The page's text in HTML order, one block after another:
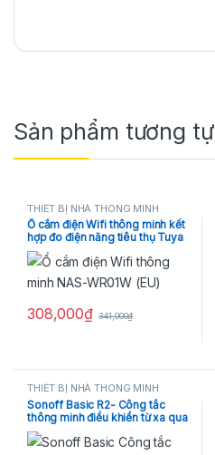
Sản phẩm tương tự
THIẾT BỊ NHÀ THÔNG MINH
Ổ cắm điện Wifi thông minh kết
hợp đo điện năng tiêu thụ Tuya
NAS-WR01WPM (EU)
308,000₫ 341,000₫
THIẾT BỊ NHÀ THÔNG MINH
Sonoff Basic R2- Công tắc
thông minh điều khiển từ xa qua
Wifi 1 kênh